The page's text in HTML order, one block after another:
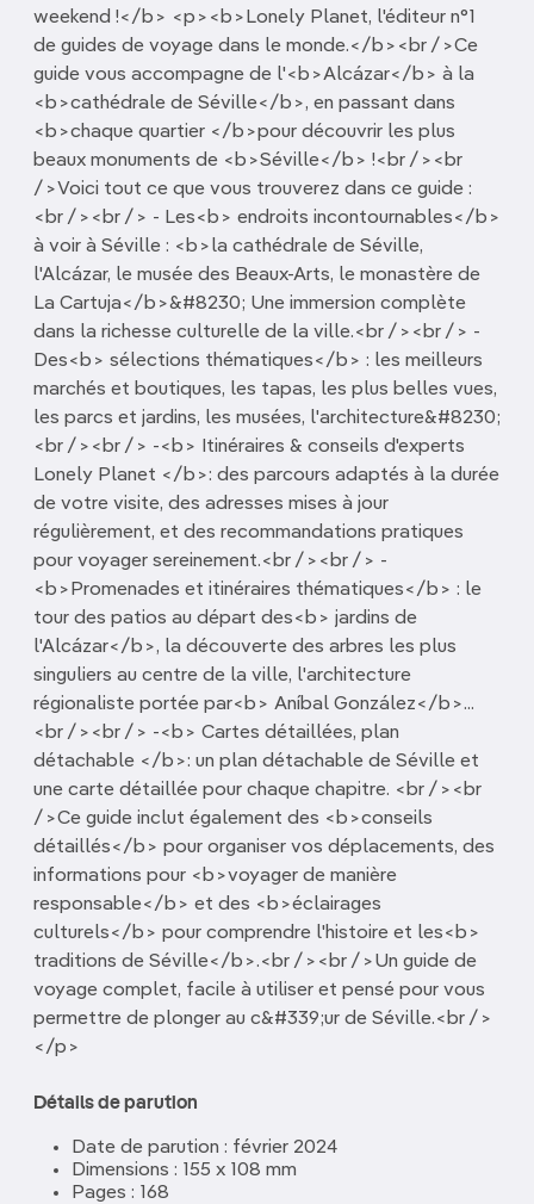
weekend !</b> <p><b>Lonely Planet, l'éditeur n°1
de guides de voyage dans le monde.</b><br />Ce
guide vous accompagne de l'<b>Alcázar</b> à la
<b>cathédrale de Séville</b>, en passant dans
<b>chaque quartier </b>pour découvrir les plus
beaux monuments de <b>Séville</b> !<br /><br
/>Voici tout ce que vous trouverez dans ce guide :
<br /><br /> - Les<b> endroits incontournables</b>
à voir à Séville : <b>la cathédrale de Séville,
l'Alcázar, le musée des Beaux-Arts, le monastère de
La Cartuja</b>&#8230; Une immersion complète
dans la richesse culturelle de la ville.<br /><br /> -
Des<b> sélections thématiques</b> : les meilleurs
marchés et boutiques, les tapas, les plus belles vues,
les parcs et jardins, les musées, l'architecture&#8230;
<br /><br /> -<b> Itinéraires & conseils d'experts
Lonely Planet </b>: des parcours adaptés à la durée
de votre visite, des adresses mises à jour
régulièrement, et des recommandations pratiques
pour voyager sereinement.<br /><br /> -
<b>Promenades et itinéraires thématiques</b> : le
tour des patios au départ des<b> jardins de
l'Alcázar</b>, la découverte des arbres les plus
singuliers au centre de la ville, l'architecture
régionaliste portée par<b> Aníbal González</b>...
<br /><br /> -<b> Cartes détaillées, plan
détachable </b>: un plan détachable de Séville et
une carte détaillée pour chaque chapitre. <br /><br
/>Ce guide inclut également des <b>conseils
détaillés</b> pour organiser vos déplacements, des
informations pour <b>voyager de manière
responsable</b> et des <b>éclairages
culturels</b> pour comprendre l'histoire et les<b>
traditions de Séville</b>.<br /><br />Un guide de
voyage complet, facile à utiliser et pensé pour vous
permettre de plonger au c&#339;ur de Séville.<br />
</p>
Détails de parution
Date de parution : février 2024
Dimensions : 155 x 108 mm
Pages : 168